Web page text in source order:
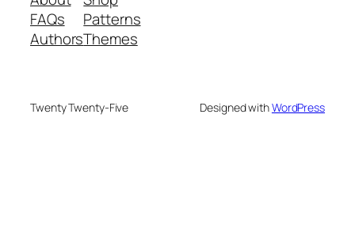
FAQs
Authors
Patterns
Themes
Twenty Twenty-Five Designed withWordPress